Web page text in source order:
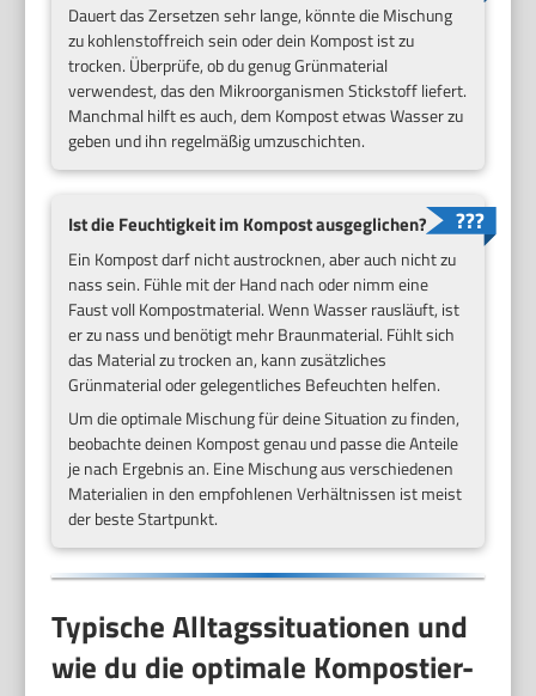
Dauert das Zersetzen sehr lange, könnte die Mischung
zu kohlenstoffreich sein oder dein Kompost ist zu
trocken. Überprüfe, ob du genug Grünmaterial
verwendest, das den Mikroorganismen Stickstoff liefert.
Manchmal hilft es auch, dem Kompost etwas Wasser zu
geben und ihn regelmäßig umzuschichten.
Ist die Feuchtigkeit im Kompost ausgeglichen?
Ein Kompost darf nicht austrocknen, aber auch nicht zu
nass sein. Fühle mit der Hand nach oder nimm eine
Faust voll Kompostmaterial. Wenn Wasser rausläuft, ist
er zu nass und benötigt mehr Braunmaterial. Fühlt sich
das Material zu trocken an, kann zusätzliches
Grünmaterial oder gelegentliches Befeuchten helfen.
Um die optimale Mischung für deine Situation zu finden,
beobachte deinen Kompost genau und passe die Anteile
je nach Ergebnis an. Eine Mischung aus verschiedenen
Materialien in den empfohlenen Verhältnissen ist meist
der beste Startpunkt.
Typische Alltagssituationen und
wie du die optimale Kompostier-